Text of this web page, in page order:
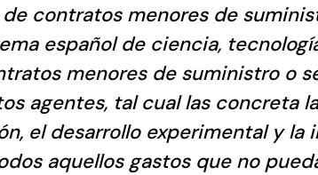
contratos menores de
español de ciencia,
menores de suministro o
agentes, tal cual las concreta
el desarrollo experimental y la
aquellos gastos que no